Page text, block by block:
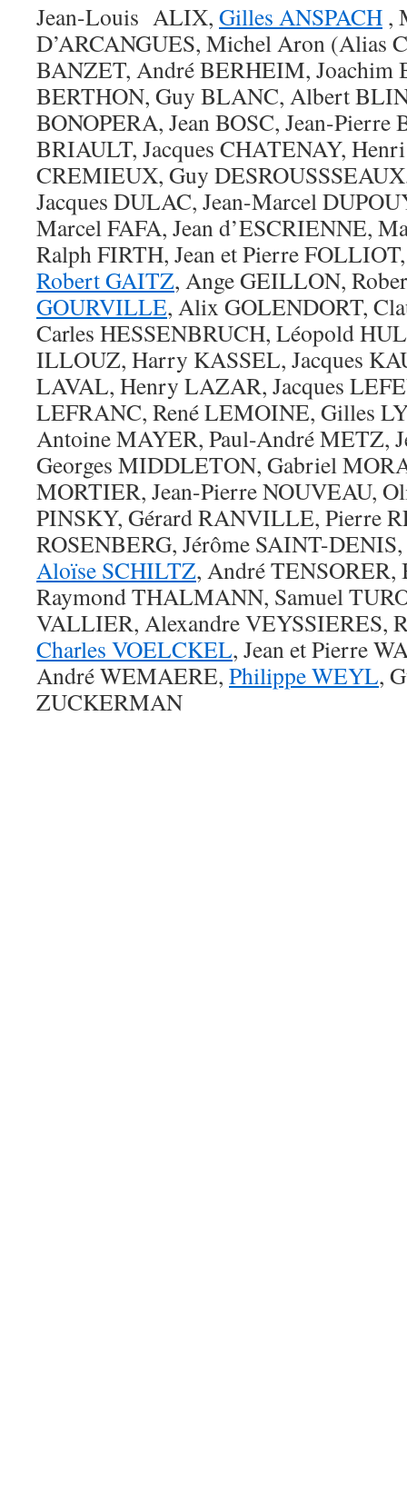
Jean-Louis ALIX, Gilles ANSPACH ,
D’ARCANGUES, Michel Aron (Alias
BANZET, André BERHEIM, Joachim
BERTHON, Guy BLANC, Albert
BONOPERA, Jean BOSC, Jean-Pierre
BRIAULT, Jacques CHATENAY,
CREMIEUX, Guy
Jacques DULAC, Jean-Marcel
Marcel FAFA, Jean d’ESCRIENNE,
Ralph FIRTH, Jean et Pierre
Robert GAITZ, Ange GEILLON,
GOURVILLE, Alix GOLENDORT,
Carles HESSENBRUCH, Léopold
ILLOUZ, Harry KASSEL, Jacques
LAVAL, Henry LAZAR, Jacques
LEFRANC, René LEMOINE, Gilles
Antoine MAYER, Paul-André METZ,
Georges MIDDLETON, Gabriel
MORTIER, Jean-Pierre NOUVEAU,
PINSKY, Gérard RANVILLE, Pierre
ROSENBERG, Jérôme SAINT-
Aloïse SCHILTZ, André
Raymond THALMANN, Samuel
VALLIER, Alexandre VEYSSIERES,
Charles VOELCKEL, Jean et Pierre
André WEMAERE, Philippe WEYL,
ZUCKERMAN